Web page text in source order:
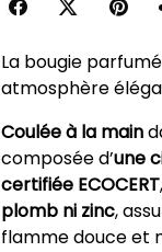
La bougie
atmosphère
Coulée à la main
composée d’une
certifiée ECOCERT
plomb ni zinc,
flamme douce et